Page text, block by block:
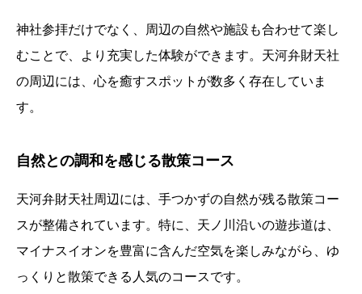
神社参拝だけでなく、周辺の自然や施設も合わせて楽し
むことで、より充実した体験ができます。天河弁財天社
の周辺には、心を癒すスポットが数多く存在していま
す。
自然との調和を感じる散策コース
天河弁財天社周辺には、手つかずの自然が残る散策コー
スが整備されています。特に、天ノ川沿いの遊歩道は、
マイナスイオンを豊富に含んだ空気を楽しみながら、ゆ
っくりと散策できる人気のコースです。